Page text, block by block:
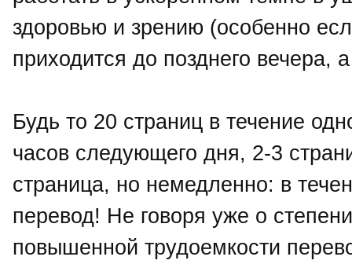
здоровью и зрению (особенно
приходится до позднего вечера,
Будь то 20 страниц в течение
часов следующего дня, 2-3
страница, но немедленно: в
перевод! Не говоря уже о
повышенной трудоемкости